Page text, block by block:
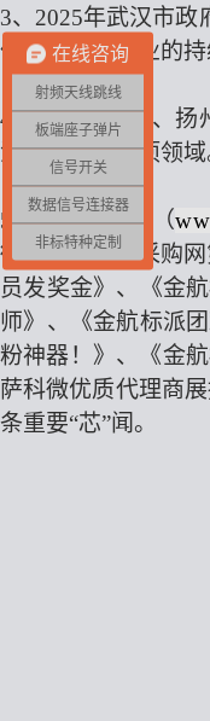
3、2025年武汉市政
体集成电路产业的持
4、南京、北京、扬
波器芯片等多项领域
5、金航标电子（
微参加大佳源采购
员发奖金》、《金
师》、《金航标派
粉神器！》、《金
萨科微优质代理商
条重要“芯”闻。
在线咨询
射频天线跳线
板端座子弹片
信号开关
数据信号连接器
非标特种定制